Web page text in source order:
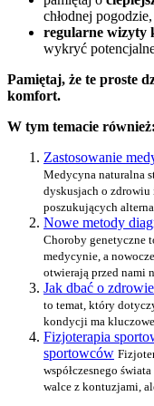
chłodnej
regularne wizyty
wykryć
Pamiętaj, że te proste
komfort.
W tym temacie również:
Zastosowanie
Medycyna naturalna
dyskusjach o
poszukujących
Nowe metody
Choroby genetyczne
medycynie, a
otwierają przed nami
Jak dbać o
to temat, który
kondycji ma
Fizjoterapia
sportowców
współczesnego
walce z kontuzjami,